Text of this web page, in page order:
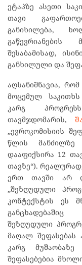
ეტაპზე ასეთი
თავი
განიხილება,
შესაბამისად,
განხილული და
აღსანიშნავია,
მოცემულ
კარგ
თავმჯდომარის,
„ევროკომისიის
წლის მანძილზე
დააფიქსირა 12
თავზე“).
ერთ თავში არ
„შეზღუდული
კონტექსტის ეს
შეზღუდული
მაღალ შეფასებას
კარგ
შეფასებებია